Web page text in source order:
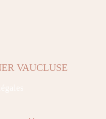
VAUCLUSE